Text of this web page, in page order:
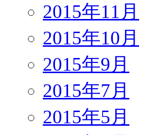
2015年11月
2015年10月
2015年9月
2015年7月
2015年5月